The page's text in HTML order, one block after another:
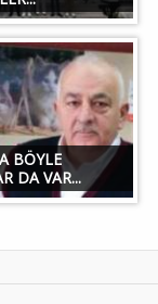
BÖYLE
DA VAR...